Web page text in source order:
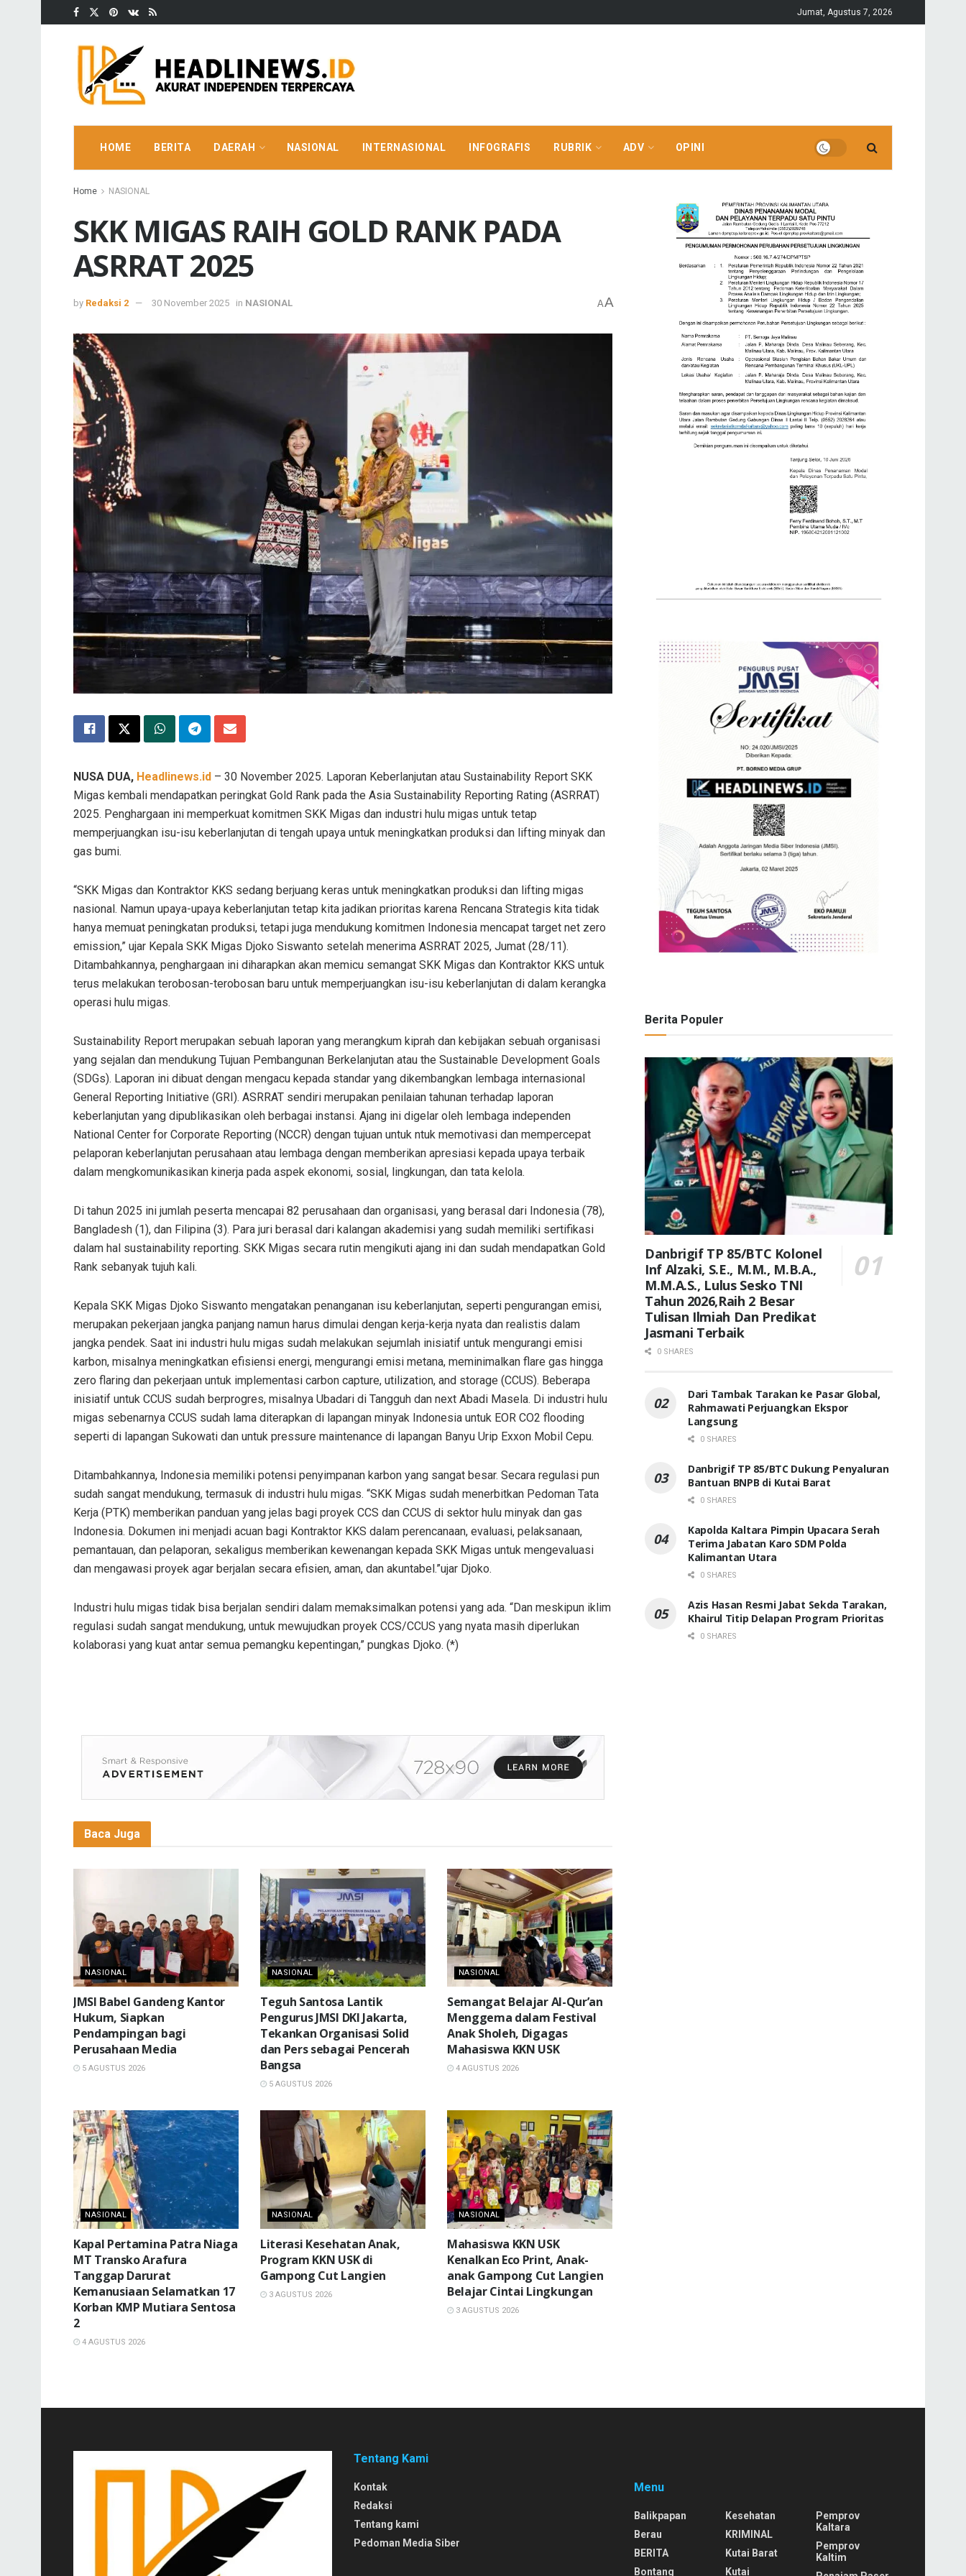
Jumat, Agustus 7, 2026
HOME BERITA DAERAH NASIONAL INTERNASIONAL INFOGRAFIS RUBRIK ADV OPINI
Home NASIONAL
SKK MIGAS RAIH GOLD RANK PADA
ASRRAT 2025
by Redaksi 2 30 November 2025 in NASIONAL AA
NUSA DUA, Headlinews.id – 30 November 2025. Laporan Keberlanjutan atau Sustainability Report SKK
Migas kembali mendapatkan peringkat Gold Rank pada the Asia Sustainability Reporting Rating (ASRRAT)
2025. Penghargaan ini memperkuat komitmen SKK Migas dan industri hulu migas untuk tetap
memperjuangkan isu-isu keberlanjutan di tengah upaya untuk meningkatkan produksi dan lifting minyak dan
gas bumi.
“SKK Migas dan Kontraktor KKS sedang berjuang keras untuk meningkatkan produksi dan lifting migas
nasional. Namun upaya-upaya keberlanjutan tetap kita jadikan prioritas karena Rencana Strategis kita tidak
hanya memuat peningkatan produksi, tetapi juga mendukung komitmen Indonesia mencapat target net zero
emission,” ujar Kepala SKK Migas Djoko Siswanto setelah menerima ASRRAT 2025, Jumat (28/11).
Ditambahkannya, penghargaan ini diharapkan akan memicu semangat SKK Migas dan Kontraktor KKS untuk
terus melakukan terobosan-terobosan baru untuk memperjuangkan isu-isu keberlanjutan di dalam kerangka
operasi hulu migas.
Sustainability Report merupakan sebuah laporan yang merangkum kiprah dan kebijakan sebuah organisasi
yang sejalan dan mendukung Tujuan Pembangunan Berkelanjutan atau the Sustainable Development Goals
(SDGs). Laporan ini dibuat dengan mengacu kepada standar yang dikembangkan lembaga internasional
General Reporting Initiative (GRI). ASRRAT sendiri merupakan penilaian tahunan terhadap laporan
keberlanjutan yang dipublikasikan oleh berbagai instansi. Ajang ini digelar oleh lembaga independen
National Center for Corporate Reporting (NCCR) dengan tujuan untuk ntuk memotivasi dan mempercepat
pelaporan keberlanjutan perusahaan atau lembaga dengan memberikan apresiasi kepada upaya terbaik
dalam mengkomunikasikan kinerja pada aspek ekonomi, sosial, lingkungan, dan tata kelola.
Di tahun 2025 ini jumlah peserta mencapai 82 perusahaan dan organisasi, yang berasal dari Indonesia (78),
Bangladesh (1), dan Filipina (3). Para juri berasal dari kalangan akademisi yang sudah memiliki sertifikasi
dalam hal sustainability reporting. SKK Migas secara rutin mengikuti ajang ini dan sudah mendapatkan Gold
Rank sebanyak tujuh kali.
Kepala SKK Migas Djoko Siswanto mengatakan penanganan isu keberlanjutan, seperti pengurangan emisi,
merupakan pekerjaan jangka panjang namun harus dimulai dengan kerja-kerja nyata dan realistis dalam
jangka pendek. Saat ini industri hulu migas sudah melakukan sejumlah inisiatif untuk mengurangi emisi
karbon, misalnya meningkatkan efisiensi energi, mengurangi emisi metana, meminimalkan flare gas hingga
zero flaring dan pekerjaan untuk implementasi carbon capture, utilization, and storage (CCUS). Beberapa
inisiatif untuk CCUS sudah berprogres, misalnya Ubadari di Tangguh dan next Abadi Masela. Di industri hulu
migas sebenarnya CCUS sudah lama diterapkan di lapangan minyak Indonesia untuk EOR CO2 flooding
seperti di lapangan Sukowati dan untuk pressure maintenance di lapangan Banyu Urip Exxon Mobil Cepu.
Ditambahkannya, Indonesia memiliki potensi penyimpanan karbon yang sangat besar. Secara regulasi pun
sudah sangat mendukung, termasuk di industri hulu migas. “SKK Migas sudah menerbitkan Pedoman Tata
Kerja (PTK) memberikan panduan yang jelas bagi proyek CCS dan CCUS di sektor hulu minyak dan gas
Indonesia. Dokumen ini menjadi acuan bagi Kontraktor KKS dalam perencanaan, evaluasi, pelaksanaan,
pemantauan, dan pelaporan, sekaligus memberikan kewenangan kepada SKK Migas untuk mengevaluasi
dan mengawasi proyek agar berjalan secara efisien, aman, dan akuntabel.”ujar Djoko.
Industri hulu migas tidak bisa berjalan sendiri dalam memaksimalkan potensi yang ada. “Dan meskipun iklim
regulasi sudah sangat mendukung, untuk mewujudkan proyek CCS/CCUS yang nyata masih diperlukan
kolaborasi yang kuat antar semua pemangku kepentingan,” pungkas Djoko. (*)
Baca Juga
NASIONAL
JMSI Babel Gandeng Kantor
Hukum, Siapkan
Pendampingan bagi
Perusahaan Media
5 AGUSTUS 2026
NASIONAL
Teguh Santosa Lantik
Pengurus JMSI DKI Jakarta,
Tekankan Organisasi Solid
dan Pers sebagai Pencerah
Bangsa
5 AGUSTUS 2026
NASIONAL
Semangat Belajar Al-Qur’an
Menggema dalam Festival
Anak Sholeh, Digagas
Mahasiswa KKN USK
4 AGUSTUS 2026
NASIONAL
Kapal Pertamina Patra Niaga
MT Transko Arafura
Tanggap Darurat
Kemanusiaan Selamatkan 17
Korban KMP Mutiara Sentosa
2
4 AGUSTUS 2026
NASIONAL
Literasi Kesehatan Anak,
Program KKN USK di
Gampong Cut Langien
3 AGUSTUS 2026
NASIONAL
Mahasiswa KKN USK
Kenalkan Eco Print, Anak-
anak Gampong Cut Langien
Belajar Cintai Lingkungan
3 AGUSTUS 2026
Berita Populer
Danbrigif TP 85/BTC Kolonel
Inf Alzaki, S.E., M.M., M.B.A.,
M.M.A.S., Lulus Sesko TNI
Tahun 2026,Raih 2 Besar
Tulisan Ilmiah Dan Predikat
Jasmani Terbaik
0 SHARES
Dari Tambak Tarakan ke Pasar Global,
Rahmawati Perjuangkan Ekspor
Langsung
0 SHARES
Danbrigif TP 85/BTC Dukung Penyaluran
Bantuan BNPB di Kutai Barat
0 SHARES
Kapolda Kaltara Pimpin Upacara Serah
Terima Jabatan Karo SDM Polda
Kalimantan Utara
0 SHARES
Azis Hasan Resmi Jabat Sekda Tarakan,
Khairul Titip Delapan Program Prioritas
0 SHARES
Tentang Kami
Kontak
Redaksi
Tentang kami
Pedoman Media Siber
Menu
Balikpapan
Berau
BERITA
Bontang
Kesehatan
KRIMINAL
Kutai Barat
Kutai
Pemprov
Kaltara
Pemprov
Kaltim